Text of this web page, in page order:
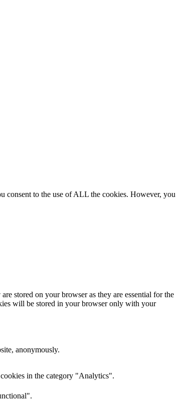
consent to the use of ALL the cookies. However, you
stored on your browser as they are essential for the
will be stored in your browser only with your
anonymously.
in the category "Analytics".